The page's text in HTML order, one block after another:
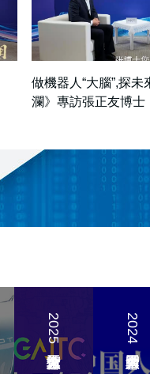
做機器人“大腦”,探
瀾》專訪張正友博士
2025全球人工智慧技術大會
球
人
2024中國人工智慧大會
2024
中